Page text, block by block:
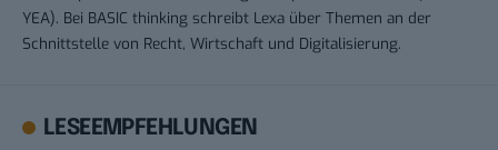
YEA). Bei BASIC thinking schreibt Lexa über Themen an der
Schnittstelle von Recht, Wirtschaft und Digitalisierung.
LESEEMPFEHLUNGEN